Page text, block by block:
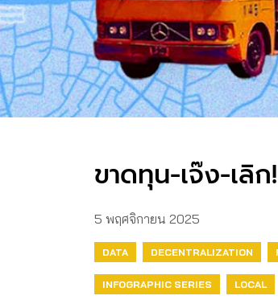
ขาดทุน-เจ๊ง-เลิ
5 พฤศจิกายน 2025
DATA DECENTRALIZATION
INFOGRAPHIC SERIES LOCAL